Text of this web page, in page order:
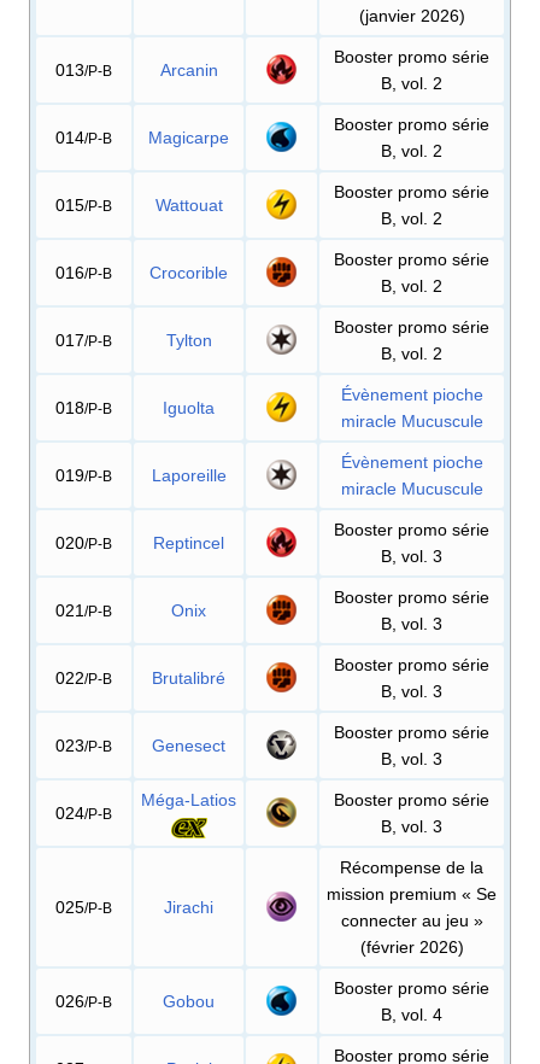
(janvier 2026)
013/P-B Arcanin
Booster promo série
B, vol. 2
014/P-B Magicarpe
Booster promo série
B, vol. 2
015/P-B Wattouat
Booster promo série
B, vol. 2
016/P-B Crocorible
Booster promo série
B, vol. 2
017/P-B Tylton
Booster promo série
B, vol. 2
018/P-B Iguolta
Évènement pioche
miracle Mucuscule
019/P-B Laporeille
Évènement pioche
miracle Mucuscule
020/P-B Reptincel
Booster promo série
B, vol. 3
021 /P-B Onix
Booster promo série
B, vol. 3
022/P-B Brutalibré
Booster promo série
B, vol. 3
023/P-B Genesect
Booster promo série
B, vol. 3
024/P-B
Méga-Latios
Booster promo série
B, vol. 3
025/P-B Jirachi
Récompense de la
mission premium « Se
connecter au jeu »
(février 2026)
026/P-B Gobou
Booster promo série
B, vol. 4
Booster promo série